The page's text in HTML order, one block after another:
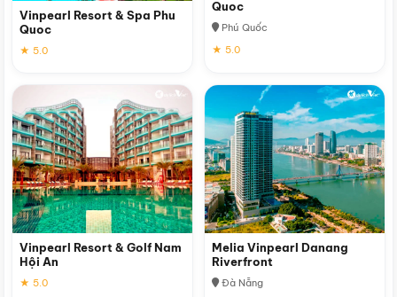
Vinpearl Resort & Spa Phu
Quoc
★ 5.0
Quoc
Phú Quốc
★ 5.0
Vinpearl Resort & Golf Nam
Hội An
★ 5.0
Melia Vinpearl Danang
Riverfront
Đà Nẵng